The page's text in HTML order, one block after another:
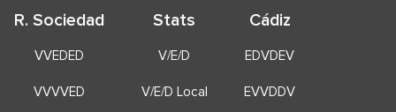
R. Sociedad Stats Cádiz
VVEDED V/E/D EDVDEV
VVVVED V/E/D Local EVVDDV